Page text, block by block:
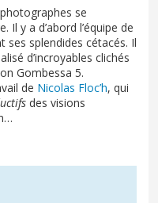
se
Il y a d’abord l’équipe de
ses splendides cétacés. Il
d’incroyables clichés
Gombessa 5.
de Nicolas Floc’h, qui
des visions